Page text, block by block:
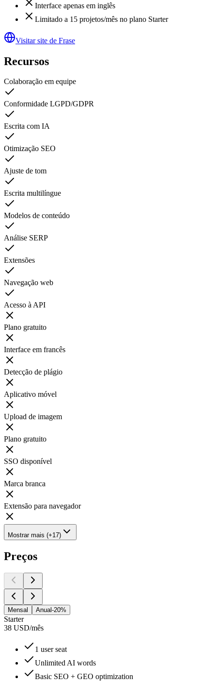
Interface apenas em inglês
Limitado a 15 projetos/mês no plano Starter
Visitar site de Frase
Recursos
Colaboração em equipe
Conformidade LGPD/GDPR
Escrita com IA
Otimização SEO
Ajuste de tom
Escrita multilíngue
Modelos de conteúdo
Análise SERP
Extensões
Navegação web
Acesso à API
Plano gratuito
Interface em francês
Detecção de plágio
Aplicativo móvel
Upload de imagem
Plano gratuito
SSO disponível
Marca branca
Extensão para navegador
Mostrar mais (+17)
Preços
Mensal Anual-20%
Starter
38 USD/mês
1 user seat
Unlimited AI words
Basic SEO + GEO optimization